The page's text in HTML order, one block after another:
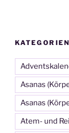
KATEGORIEN
Asanas
Asanas
Atem- und